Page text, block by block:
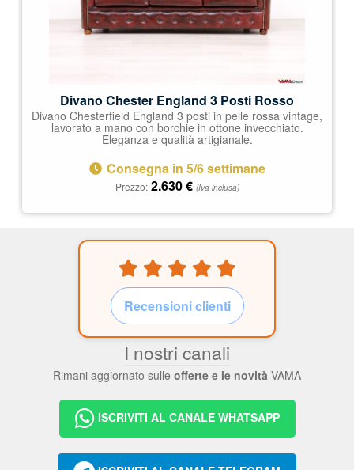
Divano Chester England 3 Posti Rosso
Divano Chesterfield England 3 posti in pelle rossa vintage,
lavorato a mano con borchie in ottone invecchiato.
Eleganza e qualità artigianale.
Consegna in 5/6 settimane
Prezzo: 2.630€ (Iva inclusa)
Recensioni clienti
I nostri canali
Rimani aggiornato sulle offerte e le novità VAMA
ISCRIVITI AL CANALE WHATSAPP